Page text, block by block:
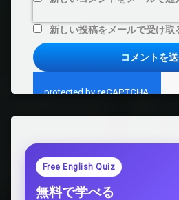
新しい投稿をメールで受け取
Free English Quiz
無料で学べる